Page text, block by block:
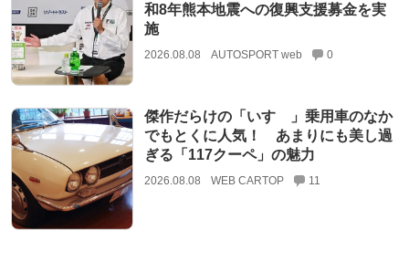
和8年熊本地震への復興支援募金を実
施
2026.08.08 AUTOSPORT web 0
傑作だらけの「いすゞ」乗用車のなか
でもとくに人気！ あまりにも美し過
ぎる「117クーペ」の魅力
2026.08.08 WEB CARTOP 11